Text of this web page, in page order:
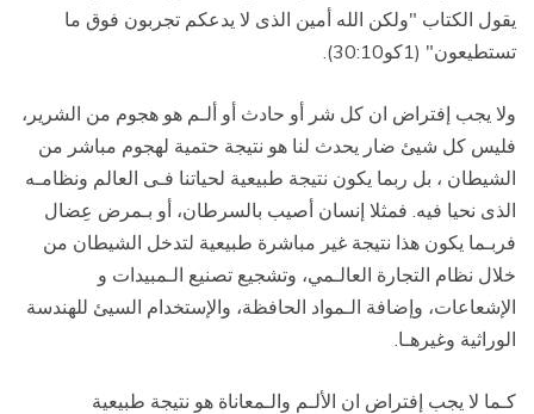
يقول الكتاب "ولكن الله أمين الذى لا يدعكم تجربون فوق ما
تستطيعون" (1كو30:10).
ولا يجب إفتراض ان كل شر أو حادث أو ألـم هو هجوم من الشرير،
فليس كل شيئ ضار يحدث لنا هو نتيجة حتمية لهجوم مباشر من
الشيطان ، بل ربما يكون نتيجة طبيعية لحياتنا فـى العالم ونظامـه
الذى نحيا فيه. فمثلا إنسان أصيب بالسرطان، أو بـمرض عِضال
فربـما يكون هذا نتيجة غير مباشرة طبيعية لتدخل الشيطان من
خلال نظام التجارة العالـمي، وتشجيع تصنيع الـمبيدات و
الإشعاعات، وإضافة الـمواد الحافظة، والإستخدام السيئ للهندسة
الوراثية وغيرهـا.
كـما لا يجب إفتراض ان الألـم والـمعاناة هو نتيجة طبيعية